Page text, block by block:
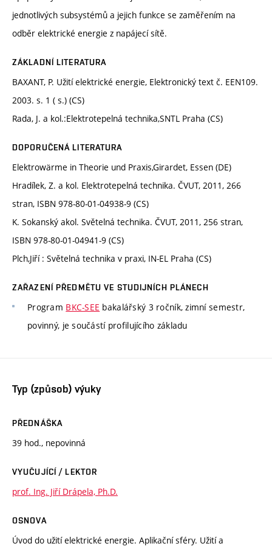
jednotlivých subsystémů a jejich funkce se zaměřením na
odběr elektrické energie z napájecí sítě.
ZÁKLADNÍ LITERATURA
BAXANT, P. Užití elektrické energie, Elektronický text č. EEN109.
2003. s. 1 ( s.) (CS)
Rada, J. a kol.:Elektrotepelná technika,SNTL Praha (CS)
DOPORUČENÁ LITERATURA
Elektrowärme in Theorie und Praxis,Girardet, Essen (DE)
Hradílek, Z. a kol. Elektrotepelná technika. ČVUT, 2011, 266
stran, ISBN 978-80-01-04938-9 (CS)
K. Sokanský akol. Světelná technika. ČVUT, 2011, 256 stran,
ISBN 978-80-01-04941-9 (CS)
Plch,Jiří : Světelná technika v praxi, IN-EL Praha (CS)
ZAŘAZENÍ PŘEDMĚTU VE STUDIJNÍCH PLÁNECH
Program BKC-SEE bakalářský 3 ročník, zimní semestr,
povinný, je součástí profilujícího základu
Typ (způsob) výuky
PŘEDNÁŠKA
39 hod., nepovinná
VYUČUJÍCÍ / LEKTOR
prof. Ing. Jiří Drápela, Ph.D.
OSNOVA
Úvod do užití elektrické energie. Aplikační sféry. Užití a